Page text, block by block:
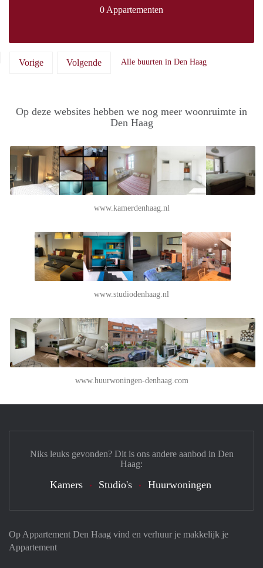
0 Appartementen
Vorige Volgende Alle buurten in Den Haag
Op deze websites hebben we nog meer woonruimte in
Den Haag
www.kamerdenhaag.nl
www.studiodenhaag.nl
www.huurwoningen-denhaag.com
Op Appartement Den Haag vind en verhuur je makkelijk je
Appartement
Niks leuks gevonden? Dit is ons andere aanbod in Den
Haag:
Kamers Studio's Huurwoningen